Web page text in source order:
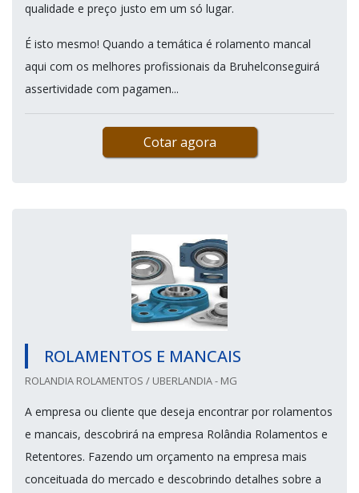
qualidade e preço justo em um só lugar.
É isto mesmo! Quando a temática é rolamento mancal
aqui com os melhores profissionais da Bruhelconseguirá
assertividade com pagamen...
Cotar agora
ROLAMENTOS E MANCAIS
ROLANDIA ROLAMENTOS / UBERLANDIA - MG
A empresa ou cliente que deseja encontrar por rolamentos
e mancais, descobrirá na empresa Rolândia Rolamentos e
Retentores. Fazendo um orçamento na empresa mais
conceituada do mercado e descobrindo detalhes sobre a